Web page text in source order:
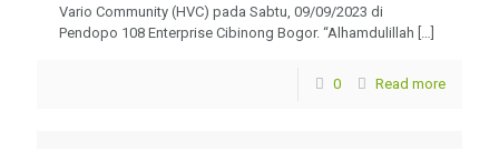
Vario Community (HVC) pada Sabtu, 09/09/2023 di
Pendopo 108 Enterprise Cibinong Bogor. “Alhamdulillah […]
0 Read more